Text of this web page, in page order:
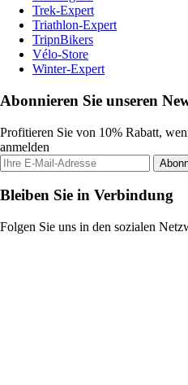
Trek-Expert
Triathlon-Expert
TripnBikers
Vélo-Store
Winter-Expert
Abonnieren Sie unseren
Profitieren Sie von 10% Rabatt,
anmelden
Bleiben Sie in Verbindung
Folgen Sie uns in den sozialen